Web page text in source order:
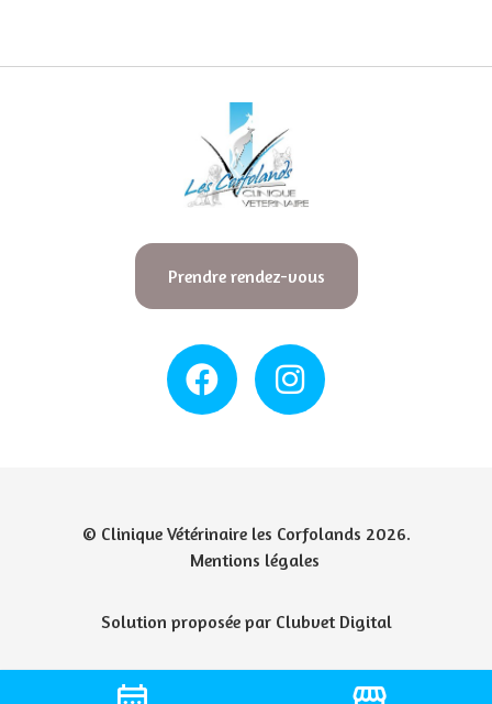
Prendre rendez-vous
© Clinique Vétérinaire les Corfolands 2026.
Mentions légales
Solution proposée par Clubvet Digital